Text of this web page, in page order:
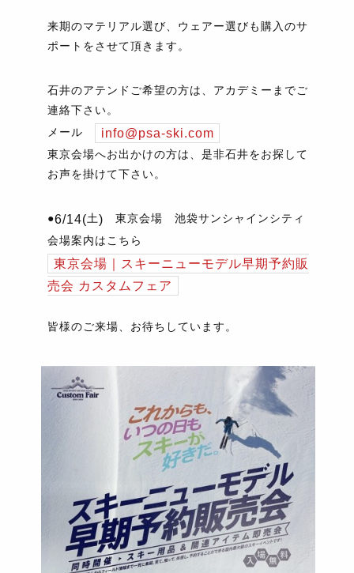
来期のマテリアル選び、ウェアー選びも購入のサ
ポートをさせて頂きます。
石井のアテンドご希望の方は、アカデミーまでご
連絡下さい。
メール
info@psa-ski.com
東京会場へお出かけの方は、是非石井をお探して
お声を掛けて下さい。
●6/14(土) 東京会場 池袋サンシャインシティ
会場案内はこちら
東京会場｜スキーニューモデル早期予約販
売会 カスタムフェア
皆様のご来場、お待ちしています。